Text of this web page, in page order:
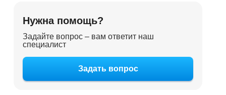
Нужна помощь?
Задайте вопрос – вам ответит наш
специалист
Задать вопрос